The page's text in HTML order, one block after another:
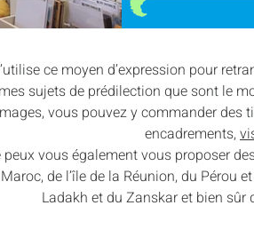
ce moyen d’expression pour
sujets de prédilection que sont le
vous pouvez y commander des
encadrements,
vous également vous proposer
de l’île de la Réunion, du Pérou
Ladakh et du Zanskar et bien sûr